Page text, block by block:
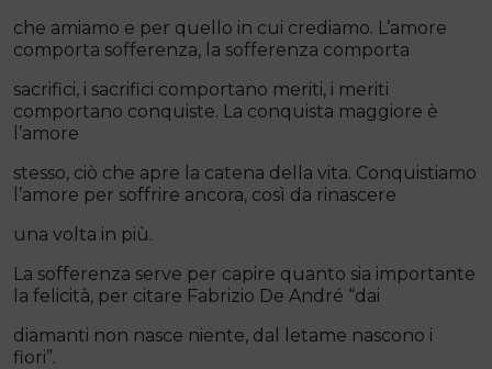
che amiamo e per quello in cui crediamo. L’amore
comporta sofferenza, la sofferenza comporta
sacrifici, i sacrifici comportano meriti, i meriti
comportano conquiste. La conquista maggiore è
l’amore
stesso, ciò che apre la catena della vita. Conquistiamo
l’amore per soffrire ancora, così da rinascere
una volta in più.
La sofferenza serve per capire quanto sia importante
la felicità, per citare Fabrizio De André “dai
diamanti non nasce niente, dal letame nascono i
fiori”.